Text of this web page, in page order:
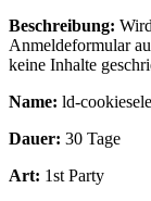
Beschreibung:
Anmeldeformular
keine Inhalte
Name: ld-
Dauer: 30 Tage
Art: 1st Party